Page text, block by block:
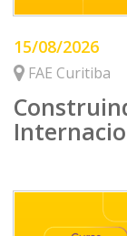
15/08/2026
FAE Curitiba